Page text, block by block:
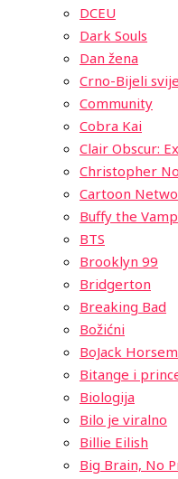
DCEU
Dark Souls
Dan žena
Crno-Bijeli
Community
Cobra Kai
Clair Obscur:
Christopher
Cartoon
Buffy the
BTS
Brooklyn 99
Bridgerton
Breaking Bad
Božićni
BoJack
Bitange i
Biologija
Bilo je viralno
Billie Eilish
Big Brain, No